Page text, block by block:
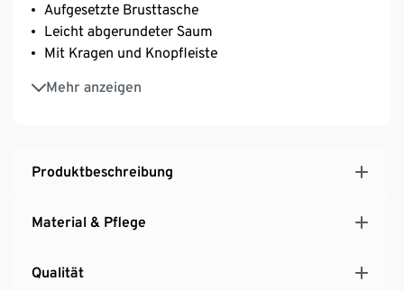
Aufgesetzte Brusttasche
Leicht abgerundeter Saum
Mit Kragen und Knopfleiste
Mehr anzeigen
Hochwertige, reine Baumwolle
Gina ist 177 cm groß und trägt Größe 36
Produktbeschreibung
Material & Pflege
Qualität